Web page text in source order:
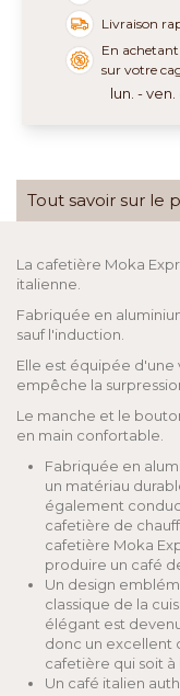
Livraison
En
sur votre
lun. - ven.
Tout savoir sur le
La cafetière Moka
italienne.
Fabriquée en
sauf l'induction.
Elle est équipée
empêche la
Le manche et le
en main confortable.
Fabriquée en
un matériau
également
cafetière de
cafetière Moka
produire un café
Un design
classique de la
élégant est
donc un excellent
cafetière qui soit
Un café italien